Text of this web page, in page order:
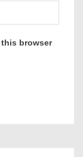
this browser